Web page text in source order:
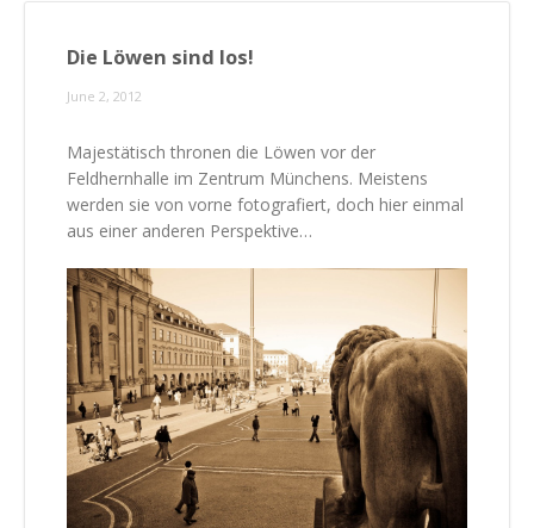
Die Löwen sind los!
June 2, 2012
Majestätisch thronen die Löwen vor der
Feldhernhalle im Zentrum Münchens. Meistens
werden sie von vorne fotografiert, doch hier einmal
aus einer anderen Perspektive…